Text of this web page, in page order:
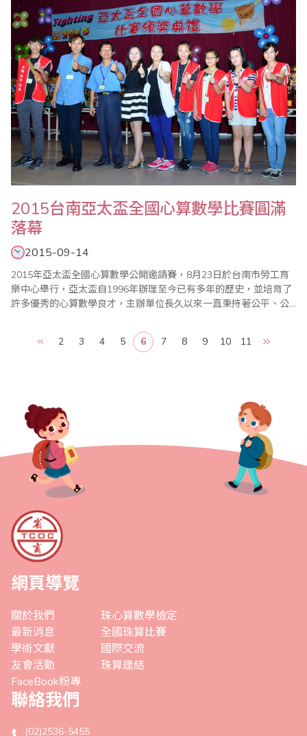
色，因為一般的心算比賽很少舉辦此項目，選手..
2015台南亞太盃全國心算數學比賽圓滿
落幕
2015-09-14
2015年亞太盃全國心算數學公開邀請賽，8月23日於台南市勞工育
樂中心舉行，亞太盃自1996年辦理至今已有多年的歷史，並培育了
許多優秀的心算數學良才，主辦單位長久以來一直秉持著公平、公
年特別提高錄取率外,除前四名選手獲頒獎盃、獎狀外, 各組榮獲前十
2 3 4 5 6 7 8 9 10 11
網頁導覽
關於我們
最新消息
學術文獻
友會活動
FaceBook粉專
珠心算數學檢定
全國珠算比賽
國際交流
珠算連結
聯絡我們
(02)2536-5455